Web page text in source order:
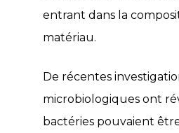
entrant dans la
matériau.
De récentes
microbiologiques ont
bactéries pouvaient